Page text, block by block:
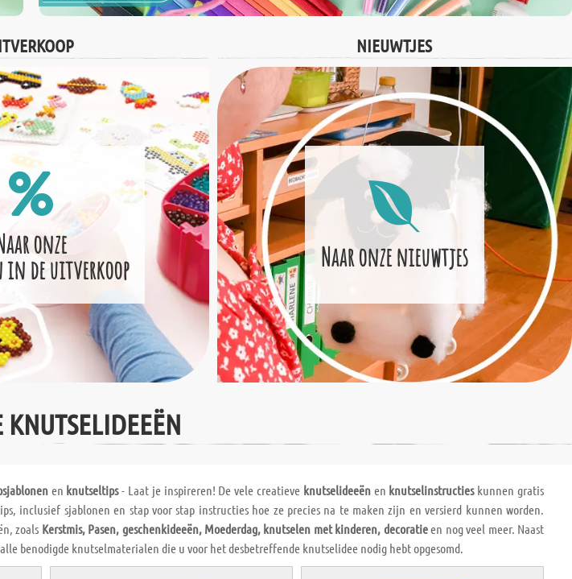
onze
de uitverkoop
NIEUWTJES
Naar onze nieuwtjes
en knutseltips- Laat je inspireren! De vele creatieve knutselideeënen knutselinstructieskunnen gratis
inclusief sjablonen en stap voor stap instructies hoe ze precies na te maken zijn en versierd kunnen worden.
zoals Kerstmis, Pasen, geschenkideeën, Moederdag, knutselen met kinderen, decoratieen nog veel meer. Naast
benodigde knutselmaterialen die u voor het desbetreffende knutselidee nodig hebt opgesomd.